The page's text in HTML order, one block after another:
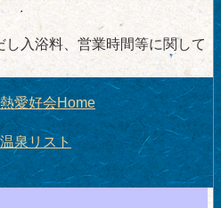
入浴料、営業時間等に関して
愛好会Home
泉リスト